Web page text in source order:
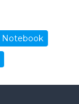
Notebook